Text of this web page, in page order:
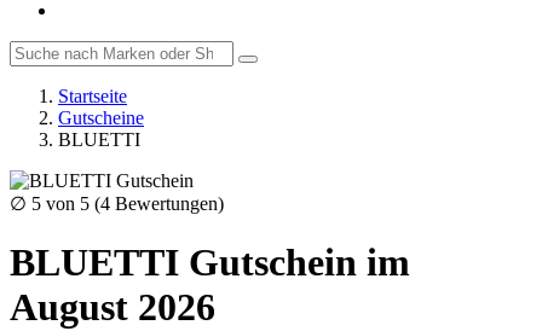
Startseite
Gutscheine
BLUETTI
∅ 5 von 5 (4 Bewertungen)
BLUETTI Gutschein im
August 2026